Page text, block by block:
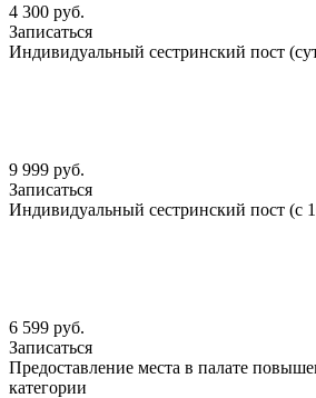
4 300 руб.
Записаться
Индивидуальный сестринский пост
9 999 руб.
Записаться
Индивидуальный сестринский пост (с
6 599 руб.
Записаться
Предоставление места в палате
категории